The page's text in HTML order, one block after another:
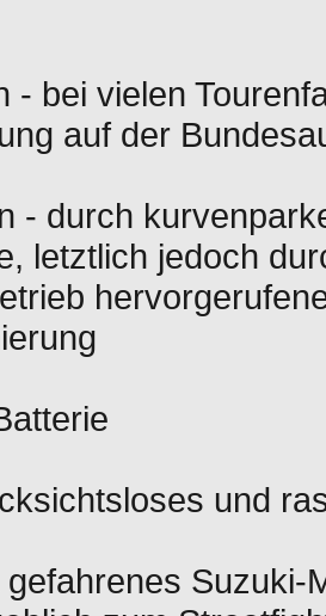
- bei vielen
auf der
- durch
letztlich jedoch
und
gefahrenes Suzuki-